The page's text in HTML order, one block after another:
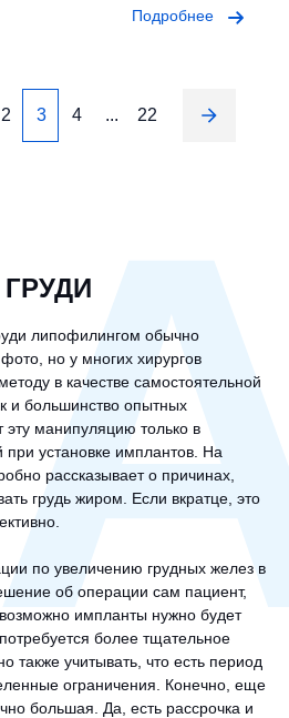
Подробнее
2 3 4 ... 22
липофилингом обычно
но у многих хирургов
в качестве самостоятельной
и большинство опытных
эту манипуляцию только в
при установке имплантов. На
рассказывает о причинах,
грудь жиром. Если вкратце, это
по увеличению грудных желез в
об операции сам пациент,
импланты нужно будет
более тщательное
также учитывать, что есть период
ограничения. Конечно, еще
большая. Да, есть рассрочка и